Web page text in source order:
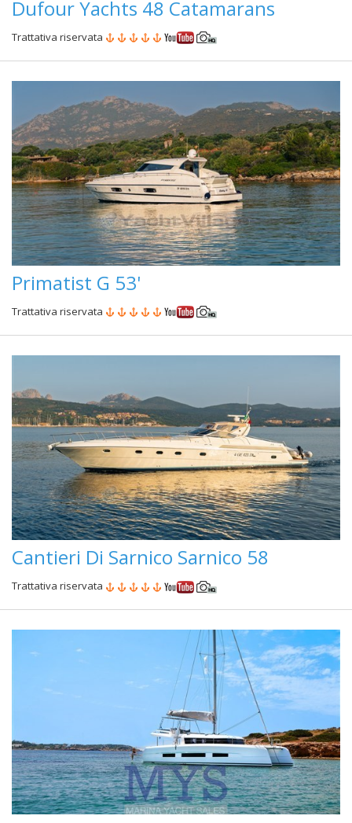
Dufour Yachts 48 Catamarans
Trattativa riservata
Primatist G 53'
Trattativa riservata
Cantieri Di Sarnico Sarnico 58
Trattativa riservata